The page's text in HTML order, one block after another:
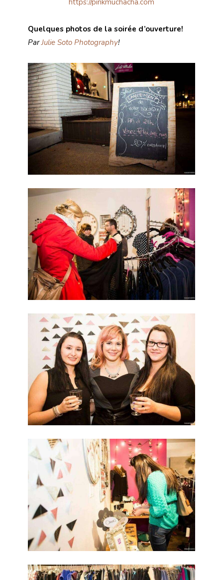
Quelques photos de la soirée d’ouverture!
ParJulie Soto Photography!